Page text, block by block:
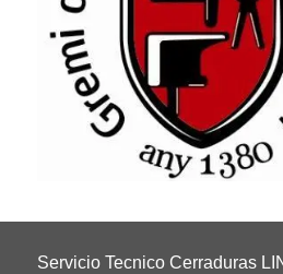
Servicio Tecnico Cerraduras